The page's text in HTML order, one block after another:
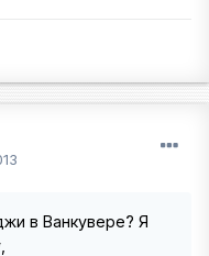
в Ванкувере? Я